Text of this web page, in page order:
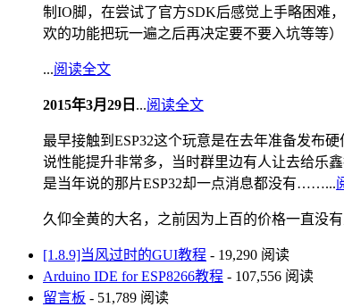
制IO脚，在尝试了官方SDK后感觉上手略困难
欢的功能把玩一遍之后再决定要不要入坑等等
...阅读全文
2015年3月29日 ...阅读全文
最早接触到ESP32这个玩意是在去年准备发布
说性能提升非常多，当时群里边有人让去给乐
是当年说的那片ESP32却一点消息都没有……...
久仰全黄的大名，之前因为上百的价格一直没
[1.8.9]当风过时的GUI教程 - 19,290 阅读
Arduino IDE for ESP8266教程 - 107,556 阅读
留言板 - 51,789 阅读